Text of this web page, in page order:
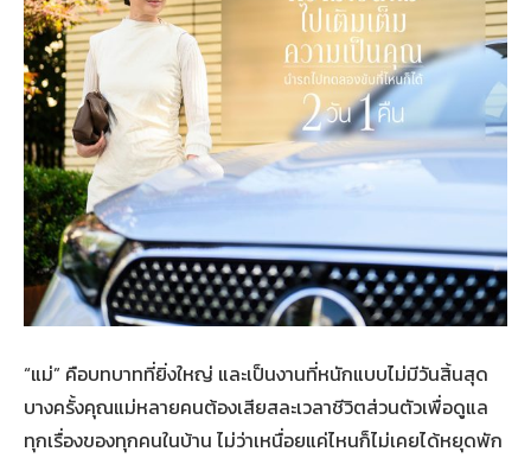
“แม่” คือบทบาทที่ยิ่งใหญ่ และเป็นงานที่หนักแบบไม่มีวันสิ้นสุด
บางครั้งคุณแม่หลายคนต้องเสียสละเวลาชีวิตส่วนตัวเพื่อดูแล
ทุกเรื่องของทุกคนในบ้าน ไม่ว่าเหนื่อยแค่ไหนก็ไม่เคยได้หยุดพัก